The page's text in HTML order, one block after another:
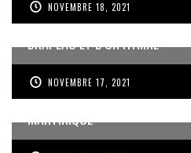
NOVEMBRE 18, 2021
ANNULATION DE L’ACTE
DRAPEAU ET D’UN HYMNE
NOVEMBRE 17, 2021
ECHEC DE LA MISSION DE
MARTINIQUE